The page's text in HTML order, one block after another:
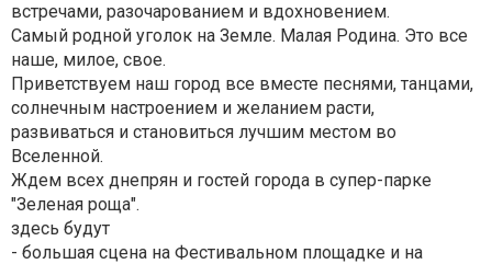
встречами, разочарованием и вдохновением.
Самый родной уголок на Земле. Малая Родина. Это все
наше, милое, свое.
Приветствуем наш город все вместе песнями, танцами,
солнечным настроением и желанием расти,
развиваться и становиться лучшим местом во
Вселенной.
Ждем всех днепрян и гостей города в супер-парке
"Зеленая роща".
здесь будут
- большая сцена на Фестивальном площадке и на